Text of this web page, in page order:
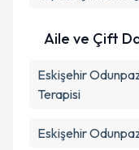
Aile ve Çift
Eskişehir
Terapisi
Eskişehir